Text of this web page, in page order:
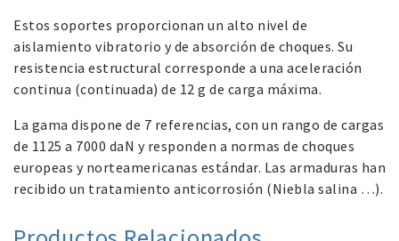
Estos soportes proporcionan un alto nivel de
aislamiento vibratorio y de absorción de choques. Su
resistencia estructural corresponde a una aceleración
continua (continuada) de 12 g de carga máxima.
La gama dispone de 7 referencias, con un rango de cargas
de 1125 a 7000 daN y responden a normas de choques
europeas y norteamericanas estándar. Las armaduras han
recibido un tratamiento anticorrosión (Niebla salina …).